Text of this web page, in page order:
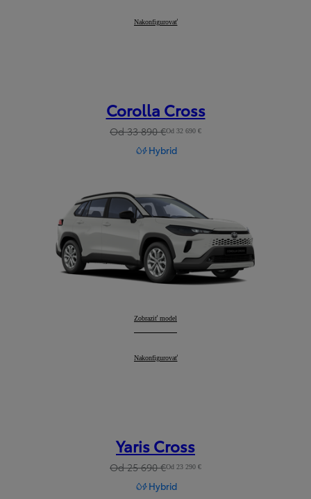
Yaris:
Nakonfigurovať
Corolla Cross
Od 33 890 €Od 32 690 €
Hybrid
Corolla Cross:
Zobraziť model
Corolla Cross:
Nakonfigurovať
Yaris Cross
Od 25 690 €Od 23 290 €
Hybrid